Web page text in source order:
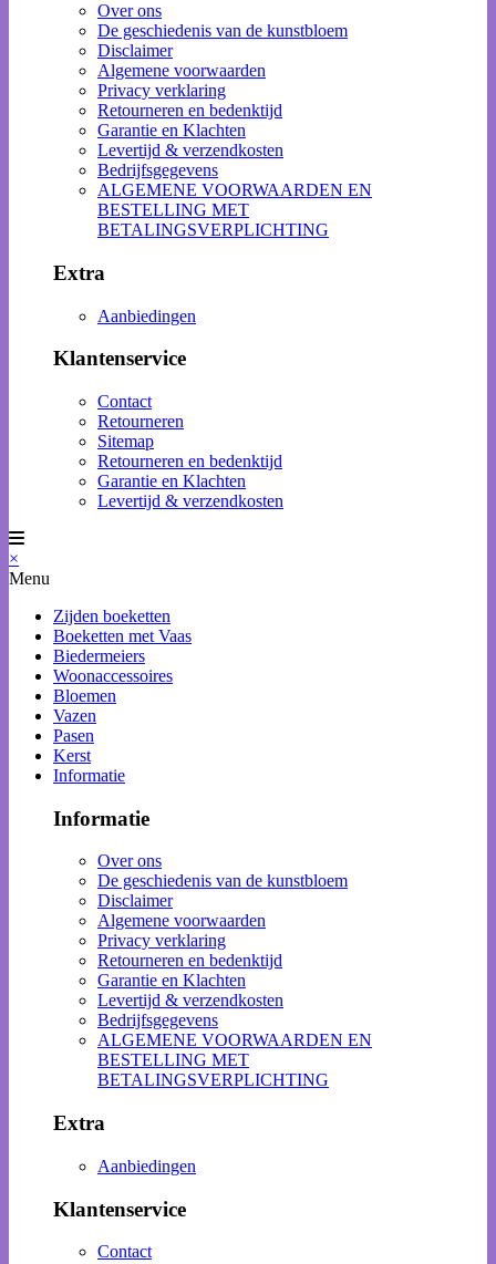
Over ons
De geschiedenis van de kunstbloem
Disclaimer
Algemene voorwaarden
Privacy verklaring
Retourneren en bedenktijd
Garantie en Klachten
Levertijd & verzendkosten
Bedrijfsgegevens
ALGEMENE VOORWAARDEN EN
BESTELLING MET
BETALINGSVERPLICHTING
Extra
Aanbiedingen
Klantenservice
Contact
Retourneren
Sitemap
Retourneren en bedenktijd
Garantie en Klachten
Levertijd & verzendkosten
×
Menu
Zijden boeketten
Boeketten met Vaas
Biedermeiers
Woonaccessoires
Bloemen
Vazen
Pasen
Kerst
Informatie
Informatie
Over ons
De geschiedenis van de kunstbloem
Disclaimer
Algemene voorwaarden
Privacy verklaring
Retourneren en bedenktijd
Garantie en Klachten
Levertijd & verzendkosten
Bedrijfsgegevens
ALGEMENE VOORWAARDEN EN
BESTELLING MET
BETALINGSVERPLICHTING
Extra
Aanbiedingen
Klantenservice
Contact